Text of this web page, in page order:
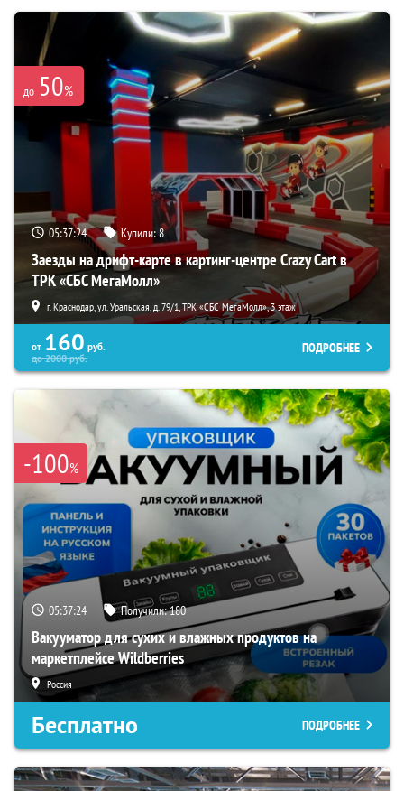
до 50%
05:37:23 Купили:8
Заезды на дрифт-карте в картинг-центре Crazy Cart в
ТРК «СБС МегаМолл»
г. Краснодар, ул. Уральская, д. 79/1, ТРК «СБС МегаМолл», 3 этаж
от 160 руб.
до2000руб.
ПОДРОБНЕЕ
-100%
05:37:23 Получили:180
Вакууматор для сухих и влажных продуктов на
маркетплейсе Wildberries
Россия
Бесплатно ПОДРОБНЕЕ